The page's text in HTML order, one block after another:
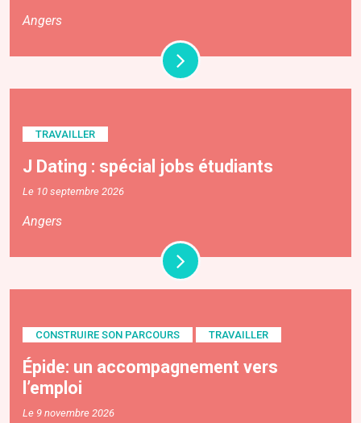
Angers
TRAVAILLER
J Dating : spécial jobs étudiants
Le 10 septembre 2026
Angers
CONSTRUIRE SON PARCOURS TRAVAILLER
Épide: un accompagnement vers
l’emploi
Le 9 novembre 2026